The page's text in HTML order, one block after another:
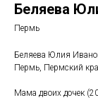
Беляева
Пермь
Беляева Юлия
Пермь, Пермский
Мама двоих дочек